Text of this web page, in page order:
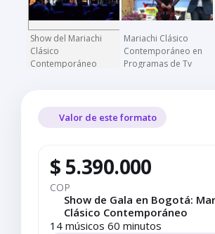
Show del Mariachi
Clásico
Contemporáneo
Mariachi Clásico
Contemporáneo en
Programas de Tv
Valor de este formato
$ 5.390.000
COP
Show de Gala en Bogotá:
Clásico Contemporáneo
14 músicos 60 minutos